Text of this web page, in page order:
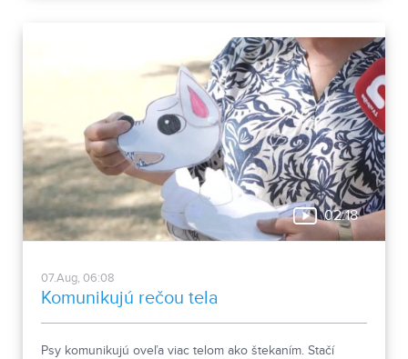
02:18
07.Aug, 06:08
Komunikujú rečou tela
Psy komunikujú oveľa viac telom ako štekaním. Stačí